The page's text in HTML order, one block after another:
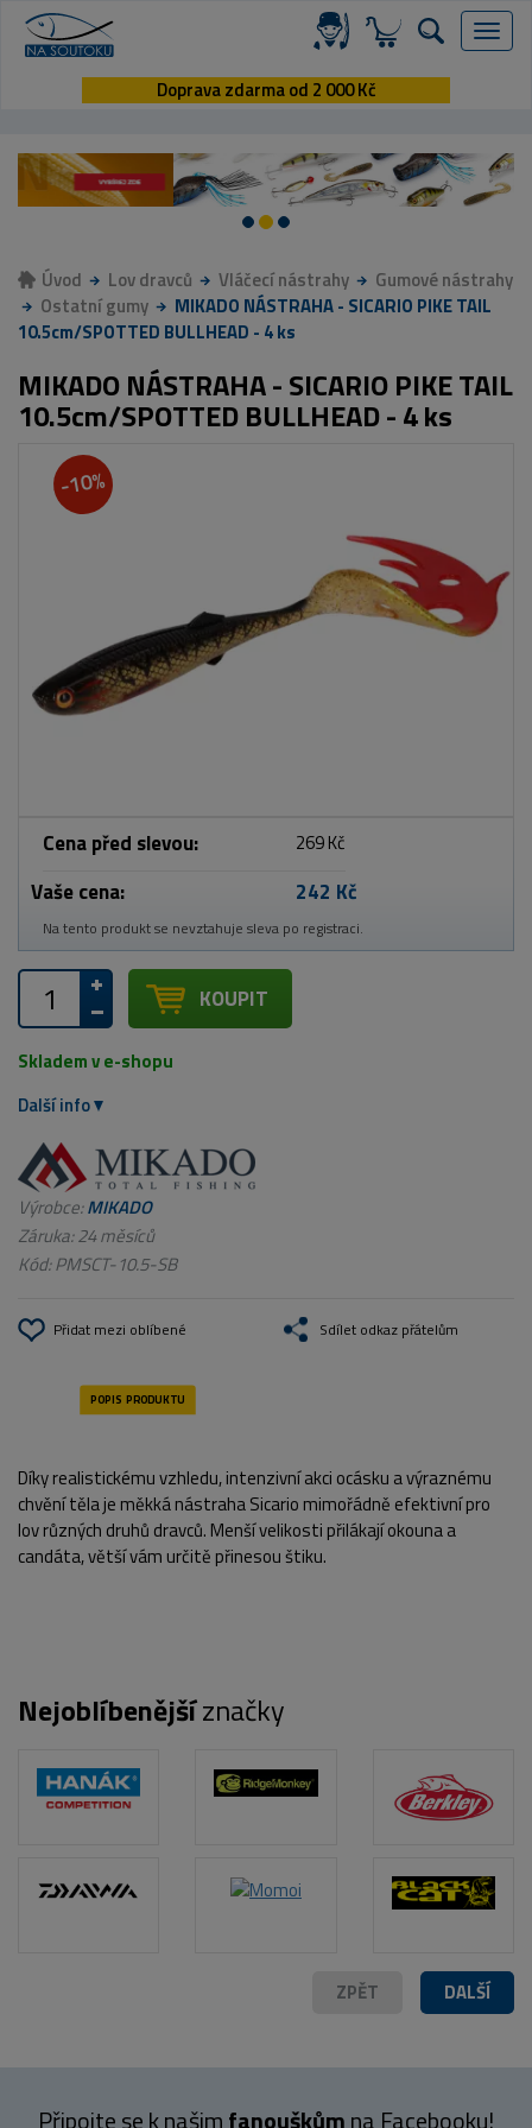
Menu
Doprava zdarma od 2 000 Kč
Úvod Lov dravců Vláčecí nástrahy
Gumové nástrahy
Ostatní gumy
MIKADO NÁSTRAHA - SICARIO PIKE TAIL
10.5cm/SPOTTED BULLHEAD - 4 ks
MIKADO NÁSTRAHA - SICARIO PIKE TAIL
10.5cm/SPOTTED BULLHEAD - 4 ks
-10%
Cena před slevou: 269 Kč
Vaše cena: 242 Kč
Na tento produkt se nevztahuje sleva po registraci.
KOUPIT
Skladem v e-shopu
Další info
Výrobce:MIKADO
Záruka: 24 měsíců
Kód:PMSCT-10.5-SB
Přidat mezi oblíbené Sdílet odkaz přátelům
Díky realistickému vzhledu, intenzivní akci ocásku a výraznému
chvění těla je měkká nástraha Sicario mimořádně efektivní pro
lov různých druhů dravců. Menší velikosti přilákají okouna a
candáta, větší vám určitě přinesou štiku.
Nejoblíbenějšíznačky
DALŠÍ
ZPĚT
Připojte se k našimfanouškůmna Facebooku!